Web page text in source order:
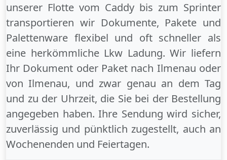
unserer Flotte vom Caddy bis zum Sprinter
transportieren wir Dokumente, Pakete und
Palettenware flexibel und oft schneller als
eine herkömmliche Lkw Ladung. Wir liefern
Ihr Dokument oder Paket nach Ilmenau oder
von Ilmenau, und zwar genau an dem Tag
und zu der Uhrzeit, die Sie bei der Bestellung
angegeben haben. Ihre Sendung wird sicher,
zuverlässig und pünktlich zugestellt, auch an
Wochenenden und Feiertagen.